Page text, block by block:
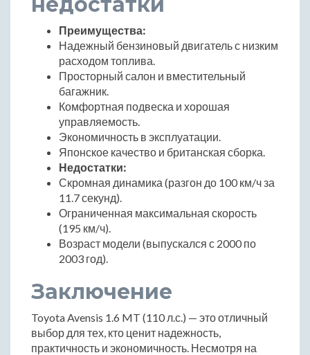
Преимущества:
Надежный бензиновый двигатель с низким
расходом топлива.
Просторный салон и вместительный
багажник.
Комфортная подвеска и хорошая
управляемость.
Экономичность в эксплуатации.
Японское качество и британская сборка.
Недостатки:
Скромная динамика (разгон до 100 км/ч за
11.7 секунд).
Ограниченная максимальная скорость
(195 км/ч).
Возраст модели (выпускался с 2000 по
2003 год).
Заключение
Toyota Avensis 1.6 MT (110 л.с.) — это отличный
выбор для тех, кто ценит надежность,
практичность и экономичность. Несмотря на